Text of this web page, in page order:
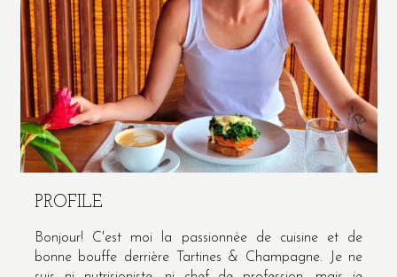
PROFILE
Bonjour! C'est moi la passionnée de cuisine et de
bonne bouffe derrière Tartines & Champagne. Je ne